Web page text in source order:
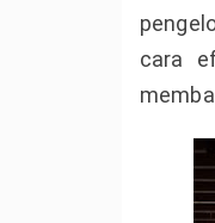
cara